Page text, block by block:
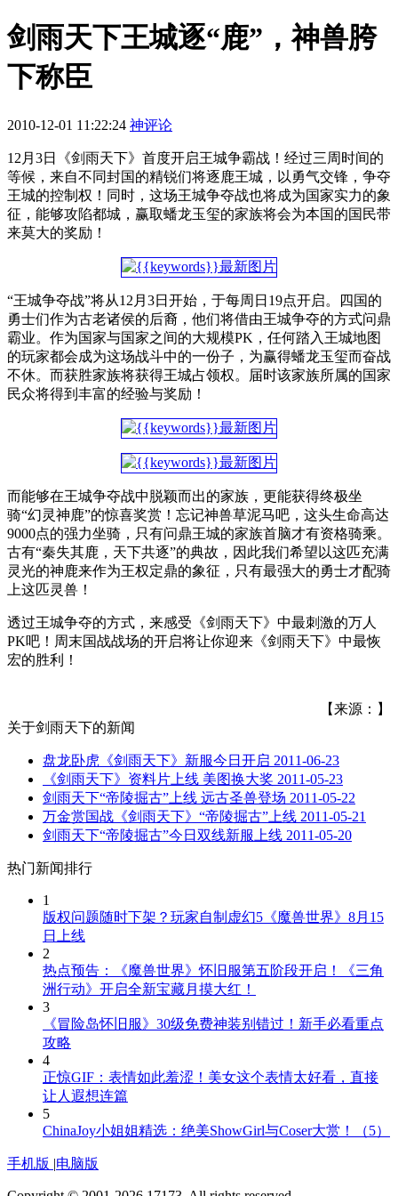
剑雨天下王城逐“鹿”，神兽胯
下称臣
2010-12-01 11:22:24 神评论
12月3日《剑雨天下》首度开启王城争霸战！经过三周时间的
等候，来自不同封国的精锐们将逐鹿王城，以勇气交锋，争夺
王城的控制权！同时，这场王城争夺战也将成为国家实力的象
征，能够攻陷都城，赢取蟠龙玉玺的家族将会为本国的国民带
来莫大的奖励！
“王城争夺战”将从12月3日开始，于每周日19点开启。四国的
勇士们作为古老诸侯的后裔，他们将借由王城争夺的方式问鼎
霸业。作为国家与国家之间的大规模PK，任何踏入王城地图
的玩家都会成为这场战斗中的一份子，为赢得蟠龙玉玺而奋战
不休。而获胜家族将获得王城占领权。届时该家族所属的国家
民众将得到丰富的经验与奖励！
而能够在王城争夺战中脱颖而出的家族，更能获得终极坐
骑“幻灵神鹿”的惊喜奖赏！忘记神兽草泥马吧，这头生命高达
9000点的强力坐骑，只有问鼎王城的家族首脑才有资格骑乘。
古有“秦失其鹿，天下共逐”的典故，因此我们希望以这匹充满
灵光的神鹿来作为王权定鼎的象征，只有最强大的勇士才配骑
上这匹灵兽！
透过王城争夺的方式，来感受《剑雨天下》中最刺激的万人
PK吧！周末国战战场的开启将让你迎来《剑雨天下》中最恢
宏的胜利！
【来源：】
关于剑雨天下的新闻
盘龙卧虎《剑雨天下》新服今日开启 2011-06-23
《剑雨天下》资料片上线 美图换大奖 2011-05-23
剑雨天下“帝陵掘古”上线 远古圣兽登场 2011-05-22
万金赏国战《剑雨天下》“帝陵掘古”上线 2011-05-21
剑雨天下“帝陵掘古”今日双线新服上线 2011-05-20
热门新闻排行
1
版权问题随时下架？玩家自制虚幻5《魔兽世界》8月15
日上线
2
热点预告：《魔兽世界》怀旧服第五阶段开启！《三角
洲行动》开启全新宝藏月摸大红！
3
《冒险岛怀旧服》30级免费神装别错过！新手必看重点
攻略
4
正惊GIF：表情如此羞涩！美女这个表情太好看，直接
让人遐想连篇
5
ChinaJoy小姐姐精选：绝美ShowGirl与Coser大赏！（5）
手机版 |电脑版